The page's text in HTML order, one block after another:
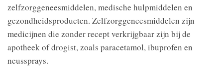
zelfzorggeneesmiddelen, medische hulpmiddelen en
gezondheidsproducten. Zelfzorggeneesmiddelen zijn
medicijnen die zonder recept verkrijgbaar zijn bij de
apotheek of drogist, zoals paracetamol, ibuprofen en
neussprays.